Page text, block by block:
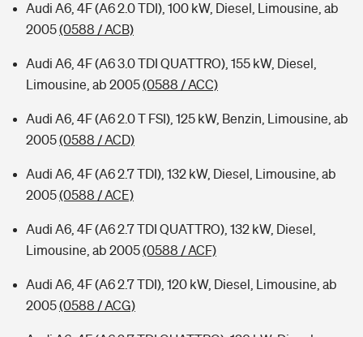
Audi A6, 4F (A6 2.0 TDI), 100 kW, Diesel, Limousine, ab
2005(0588 / ACB)
Audi A6, 4F (A6 3.0 TDI QUATTRO), 155 kW, Diesel,
Limousine, ab 2005(0588 / ACC)
Audi A6, 4F (A6 2.0 T FSI), 125 kW, Benzin, Limousine, ab
2005(0588 / ACD)
Audi A6, 4F (A6 2.7 TDI), 132 kW, Diesel, Limousine, ab
2005(0588 / ACE)
Audi A6, 4F (A6 2.7 TDI QUATTRO), 132 kW, Diesel,
Limousine, ab 2005(0588 / ACF)
Audi A6, 4F (A6 2.7 TDI), 120 kW, Diesel, Limousine, ab
2005(0588 / ACG)